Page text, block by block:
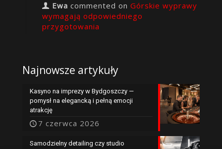
Ewa commented on Górskie wyprawy
wymagają odpowiedniego
przygotowania
Najnowsze artykuły
Kasyno na imprezy w Bydgoszczy —
pomysł na elegancką i pełną emocji
atrakcję
7 czerwca 2026
Samodzielny detailing czy studio